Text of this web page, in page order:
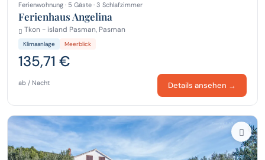
Ferienwohnung · 5 Gäste · 3 Schlafzimmer
Ferienhaus Angelina
Tkon - island Pasman, Pasman
Klimaanlage Meerblick
135,71 €
ab / Nacht Details ansehen →